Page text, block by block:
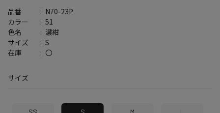
品番 N70-23P
サイズ S
カラー 51
在庫 〇
色名 濃紺
サイズ